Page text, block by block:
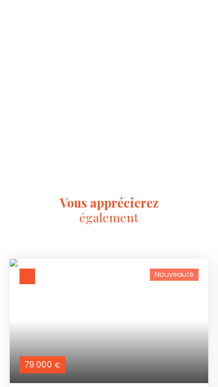
Vous apprécierez
également
79 000 €
Nouveauté